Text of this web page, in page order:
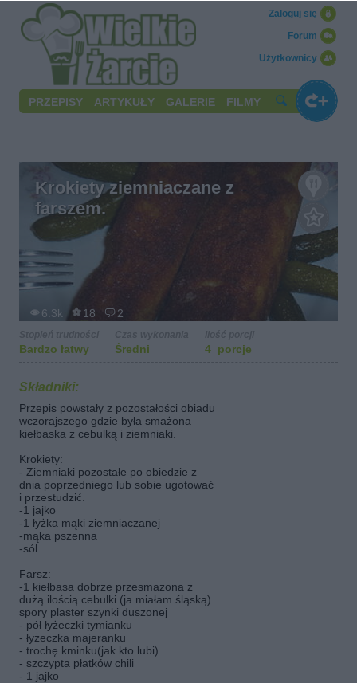
Użytkownicy
Forum
Zaloguj się
PRZEPISY ARTYKUŁY GALERIE FILMY
Krokiety ziemniaczane z
farszem.
6.3k 18 2
Bardzo łatwy Średni 4 porcje
Składniki:
Przepis powstały z pozostałości obiadu
wczorajszego gdzie była smażona
kiełbaska z cebulką i ziemniaki.
Krokiety:
- Ziemniaki pozostałe po obiedzie z
dnia poprzedniego lub sobie ugotować
i przestudzić.
-1 jajko
-1 łyżka mąki ziemniaczanej
-mąka pszenna
-sól
Farsz:
-1 kiełbasa dobrze przesmazona z
dużą ilością cebulki (ja miałam śląską)
spory plaster szynki duszonej
- pół łyżeczki tymianku
- łyżeczka majeranku
- trochę kminku(jak kto lubi)
- szczypta płatków chili
- 1 jajko